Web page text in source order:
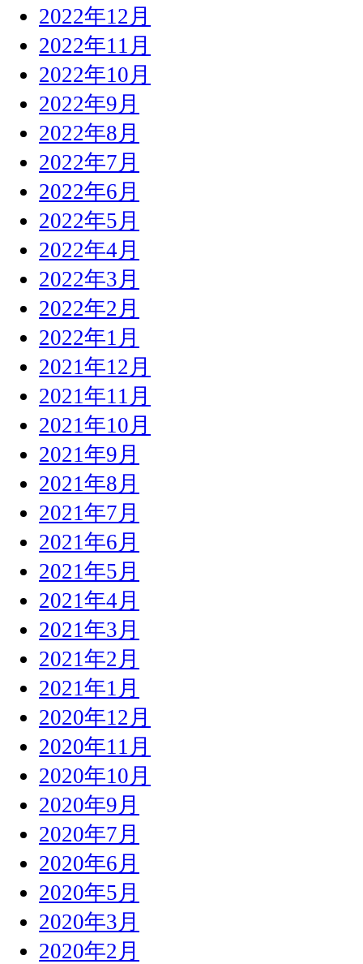
2022年12月
2022年11月
2022年10月
2022年9月
2022年8月
2022年7月
2022年6月
2022年5月
2022年4月
2022年3月
2022年2月
2022年1月
2021年12月
2021年11月
2021年10月
2021年9月
2021年8月
2021年7月
2021年6月
2021年5月
2021年4月
2021年3月
2021年2月
2021年1月
2020年12月
2020年11月
2020年10月
2020年9月
2020年7月
2020年6月
2020年5月
2020年3月
2020年2月